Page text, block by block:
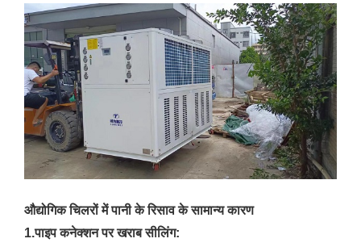
औद्योगिक चिलरों में पानी के रिसाव के सामान्य कारण
1.पाइप कनेक्शन पर खराब सीलिंग: